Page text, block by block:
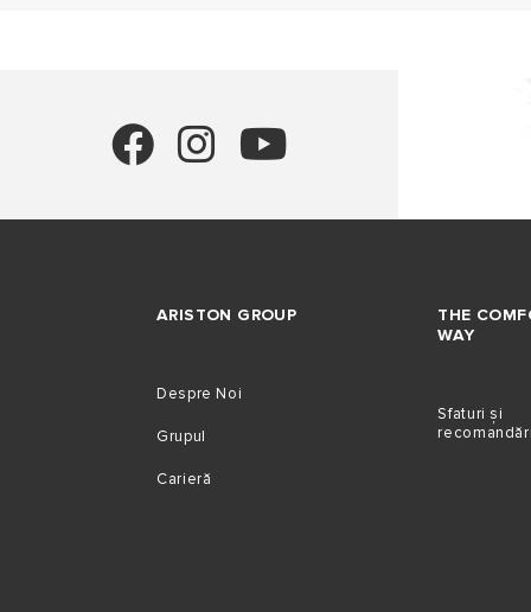
ARISTON GROUP
Despre Noi
Grupul
Carieră
THE
WAY
Sfaturi și
recomandări